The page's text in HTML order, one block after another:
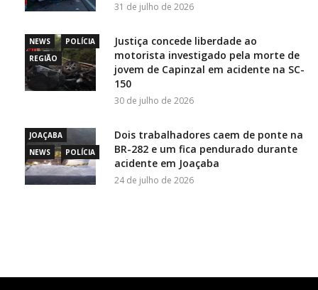
31 de julho de 2026
NEWS
POLÍCIA
REGIÃO
Justiça concede liberdade ao
motorista investigado pela morte de
jovem de Capinzal em acidente na SC-
150
30 de julho de 2026
JOAÇABA
NEWS
POLÍCIA
Dois trabalhadores caem de ponte na
BR-282 e um fica pendurado durante
acidente em Joaçaba
24 de julho de 2026